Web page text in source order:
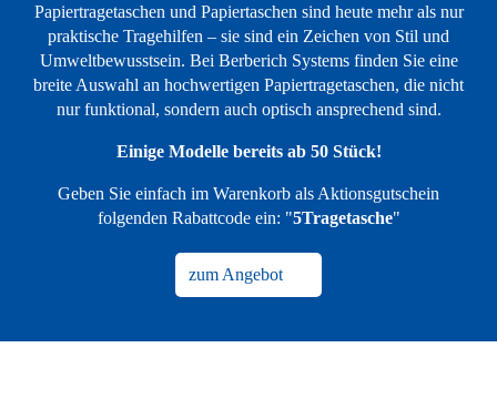
Papiertragetaschen und Papiertaschen sind heute mehr als nur
praktische Tragehilfen – sie sind ein Zeichen von Stil und
Umweltbewusstsein. Bei Berberich Systems finden Sie eine
breite Auswahl an hochwertigen Papiertragetaschen, die nicht
nur funktional, sondern auch optisch ansprechend sind.
Einige Modelle bereits ab 50 Stück!
Geben Sie einfach im Warenkorb als Aktionsgutschein
folgenden Rabattcode ein: "5Tragetasche"
zum Angebot